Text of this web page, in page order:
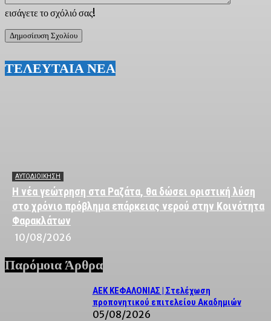
εισάγετε το σχόλιό σας!
ΤΕΛΕΥΤΑΙΑ ΝΕΑ
ΑΥΤΟΔΙΟΙΚΗΣΗ
Η νέα γεώτρηση στα Ραζάτα, θα δώσει οριστική λύση
στο χρόνιο πρόβλημα επάρκειας νερού στην Κοινότητα
Φαρακλάτων
10/08/2026
Παρόμοια Άρθρα
ΑΕΚ ΚΕΦΑΛΟΝΙΑΣ | Στελέχωση
προπονητικού επιτελείου Ακαδημιών
05/08/2026